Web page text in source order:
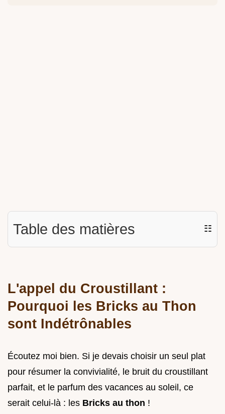
Table des matières ☷
L'appel du Croustillant :
Pourquoi les Bricks au Thon
sont Indétrônables
Écoutez moi bien. Si je devais choisir un seul plat
pour résumer la convivialité, le bruit du croustillant
parfait, et le parfum des vacances au soleil, ce
serait celui-là : les Bricks au thon !